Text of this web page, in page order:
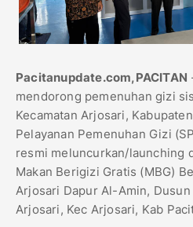
Pacitanupdate.com,PACITAN
mendorong pemenuhan gizi
Kecamatan Arjosari,
Pelayanan Pemenuhan Gizi
resmi meluncurkan/launching
Makan Berigizi Gratis (MBG)
Arjosari Dapur Al-Amin, Dusun
Arjosari, Kec Arjosari, Kab